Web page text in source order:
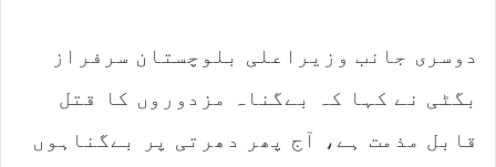
دوسری جانب وزیراعلی بلوچستان سرفراز
بگٹی نے کہا کہ بےگناہ مزدوروں کا قتل
قابل مذمت ہے، آج پھر دھرتی پر بےگناہوں